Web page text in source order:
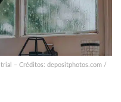
– Créditos: depositphotos.com /